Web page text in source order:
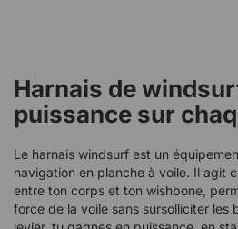
Harnais de
puissance sur
Le harnais windsurf est un
navigation en planche à voile. Il agit
entre ton corps et ton wishbone,
force de la voile sans sursolliciter les